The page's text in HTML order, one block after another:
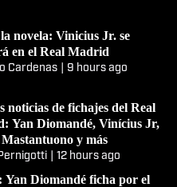
novela: Vinicius Jr. se
en el Real Madrid
Cardenas 9 hours ago
noticias de fichajes del Real
Yan Diomandé, Vinícius Jr,
y más
12 hours ago
Yan Diomandé ficha por el